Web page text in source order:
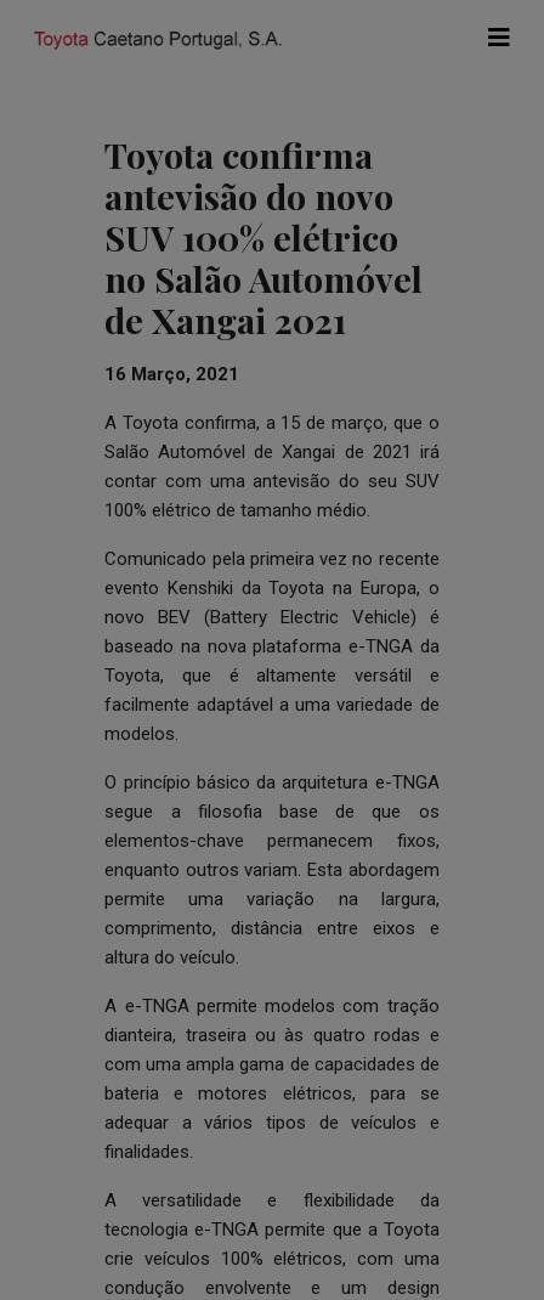
Toyota confirma
antevisão do novo
SUV 100% elétrico
no Salão Automóvel
de Xangai 2021
16 Março, 2021
A Toyota confirma, a 15 de março, que o
Salão Automóvel de Xangai de 2021 irá
contar com uma antevisão do seu SUV
100% elétrico de tamanho médio.
Comunicado pela primeira vez no recente
evento Kenshiki da Toyota na Europa, o
novo BEV (Battery Electric Vehicle) é
baseado na nova plataforma e-TNGA da
Toyota, que é altamente versátil e
facilmente adaptável a uma variedade de
modelos.
O princípio básico da arquitetura e-TNGA
segue a filosofia base de que os
elementos-chave permanecem fixos,
enquanto outros variam. Esta abordagem
permite uma variação na largura,
comprimento, distância entre eixos e
altura do veículo.
A e-TNGA permite modelos com tração
dianteira, traseira ou às quatro rodas e
com uma ampla gama de capacidades de
bateria e motores elétricos, para se
adequar a vários tipos de veículos e
finalidades.
A versatilidade e flexibilidade da
tecnologia e-TNGA permite que a Toyota
crie veículos 100% elétricos, com uma
condução envolvente e um design